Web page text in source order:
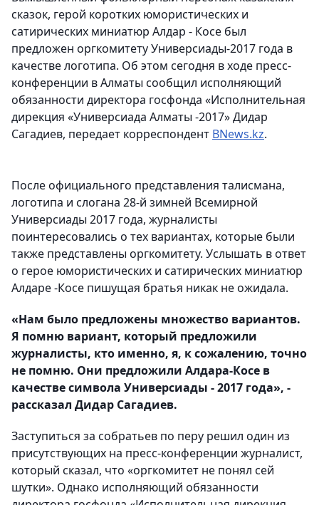
сказок, герой коротких юмористических и
сатирических миниатюр Алдар - Косе был
предложен оргкомитету Универсиады-2017 года в
качестве логотипа. Об этом сегодня в ходе пресс-
конференции в Алматы сообщил исполняющий
обязанности директора госфонда «Исполнительная
дирекция «Универсиада Алматы -2017» Дидар
Сагадиев, передает корреспондент BNews.kz.
После официального представления талисмана,
логотипа и слогана 28-й зимней Всемирной
Универсиады 2017 года, журналисты
поинтересовались о тех вариантах, которые были
также представлены оргкомитету. Услышать в ответ
о герое юмористических и сатирических миниатюр
Алдаре -Косе пишущая братья никак не ожидала.
«Нам было предложены множество вариантов.
Я помню вариант, который предложили
журналисты, кто именно, я, к сожалению, точно
не помню. Они предложили Алдара-Косе в
качестве символа Универсиады - 2017 года», -
рассказал Дидар Сагадиев.
Заступиться за собратьев по перу решил один из
присутствующих на пресс-конференции журналист,
который сказал, что «оргкомитет не понял сей
шутки». Однако исполняющий обязанности